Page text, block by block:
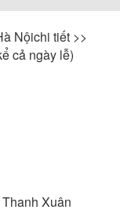
Nộichi tiết >>
cả ngày lễ)
Xuân